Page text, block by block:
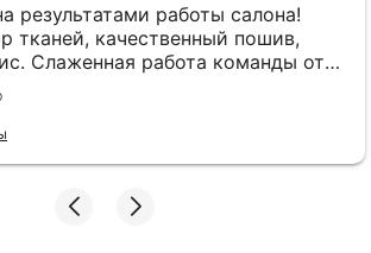
результатами работы салона!
тканей, качественный пошив,
Слаженная работа команды от
Профессионалы своего дела!